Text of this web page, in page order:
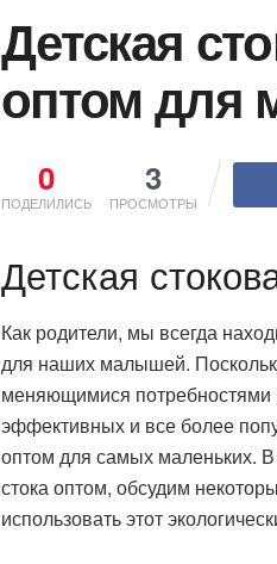
Детская
оптом для
0
ПОДЕЛИЛИСЬ
3
ПРОСМОТРЫ
Детская
Как родители, мы всегда
для наших малышей.
меняющимися потребностями
эффективных и все более
оптом для самых маленьких.
стока оптом, обсудим
использовать этот